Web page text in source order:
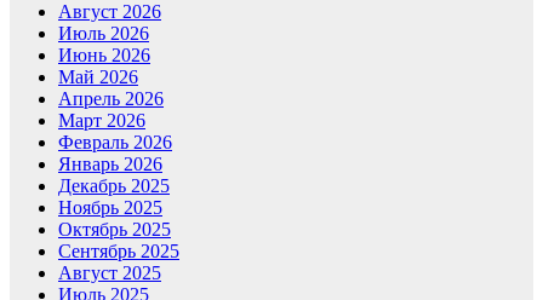
Август 2026
Июль 2026
Июнь 2026
Май 2026
Апрель 2026
Март 2026
Февраль 2026
Январь 2026
Декабрь 2025
Ноябрь 2025
Октябрь 2025
Сентябрь 2025
Август 2025
Июль 2025